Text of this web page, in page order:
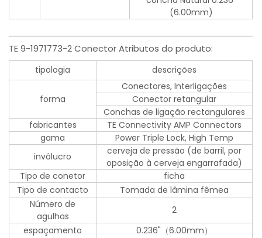
(6.00mm)
TE 9-1971773-2 Conector Atributos do produto:
tipologia descrições
forma
Conectores, Interligações
Conector retangular
Conchas de ligação rectangulares
fabricantes
TE Connectivity AMP Connectors
gama
Power Triple Lock, High Temp
invólucro
cerveja de pressão (de barril, por
oposição à cerveja engarrafada)
Tipo de conetor
ficha
Tipo de contacto
Tomada de lâmina fêmea
Número de
agulhas
2
espaçamento
0.236"（6.00mm）